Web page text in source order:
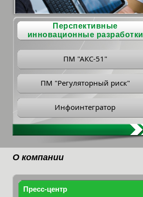
Перспективные
инновационные разработки
ПМ "АКС-51"
ПМ "Регуляторный риск"
Инфоинтегратор
О компании
Пресс-центр